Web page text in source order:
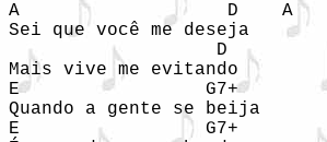
A                   D    A
Sei que você me deseja
                   D
Mais vive me evitando
E                 G7+
Quando a gente se beija
E                 G7+